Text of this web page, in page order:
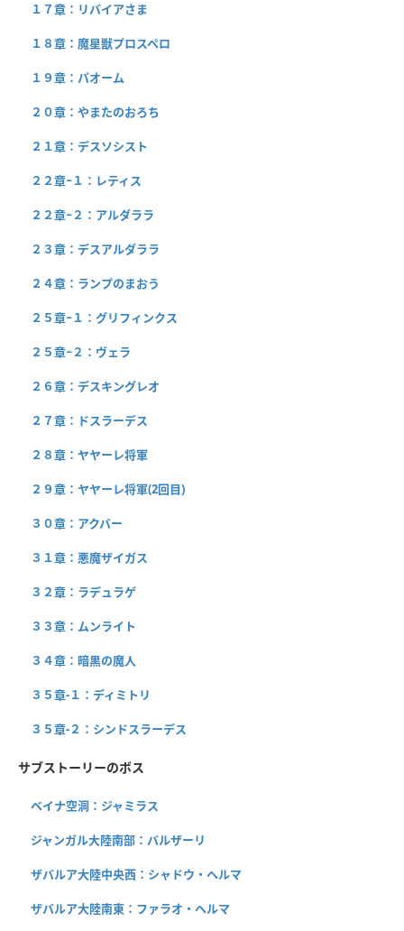
１７章：リバイアさま
１８章：魔星獣プロスペロ
１９章：パオーム
２０章：やまたのおろち
２１章：デスソシスト
２２章−１：レティス
２２章−２：アルダララ
２３章：デスアルダララ
２４章：ランプのまおう
２５章−１：グリフィンクス
２５章−２：ヴェラ
２６章：デスキングレオ
２７章：ドスラーデス
２８章：ヤヤーレ将軍
２９章：ヤヤーレ将軍(2回目)
３０章：アクバー
３１章：悪魔ザイガス
３２章：ラデュラゲ
３３章：ムンライト
３４章：暗黒の魔人
３５章-１：ディミトリ
３５章-２：シンドスラーデス
サブストーリーのボス
ベイナ空洞：ジャミラス
ジャンガル大陸南部：バルザーリ
ザバルア大陸中央西：シャドウ・ヘルマ
ザバルア大陸南東：ファラオ・ヘルマ